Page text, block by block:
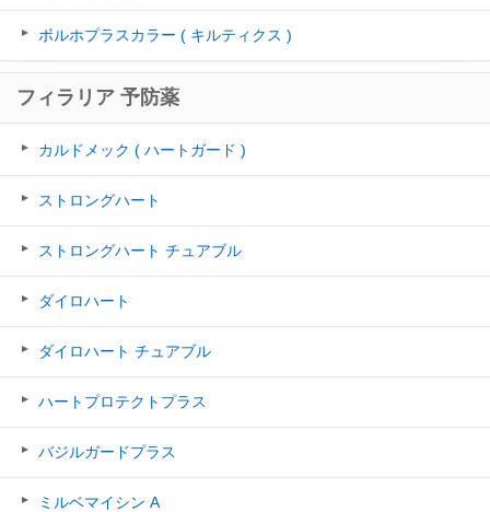
ボルホプラスカラー ( キルティクス )
フィラリア 予防薬
カルドメック ( ハートガード )
ストロングハート
ストロングハート チュアブル
ダイロハート
ダイロハート チュアブル
ハートプロテクトプラス
バジルガードプラス
ミルベマイシン A